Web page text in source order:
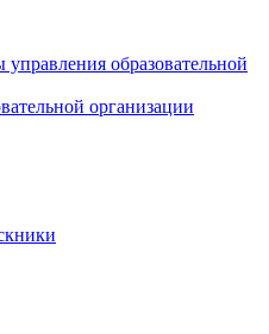
образовательной
организации